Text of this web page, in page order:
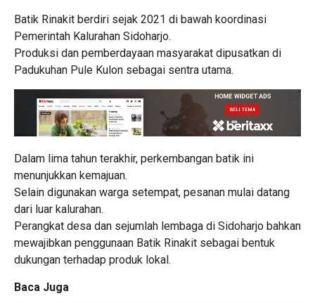
Batik Rinakit berdiri sejak 2021 di bawah koordinasi
Pemerintah Kalurahan Sidoharjo.
Produksi dan pemberdayaan masyarakat dipusatkan di
Padukuhan Pule Kulon sebagai sentra utama.
Dalam lima tahun terakhir, perkembangan batik ini
menunjukkan kemajuan.
Selain digunakan warga setempat, pesanan mulai datang
dari luar kalurahan.
Perangkat desa dan sejumlah lembaga di Sidoharjo bahkan
mewajibkan penggunaan Batik Rinakit sebagai bentuk
dukungan terhadap produk lokal.
Baca Juga